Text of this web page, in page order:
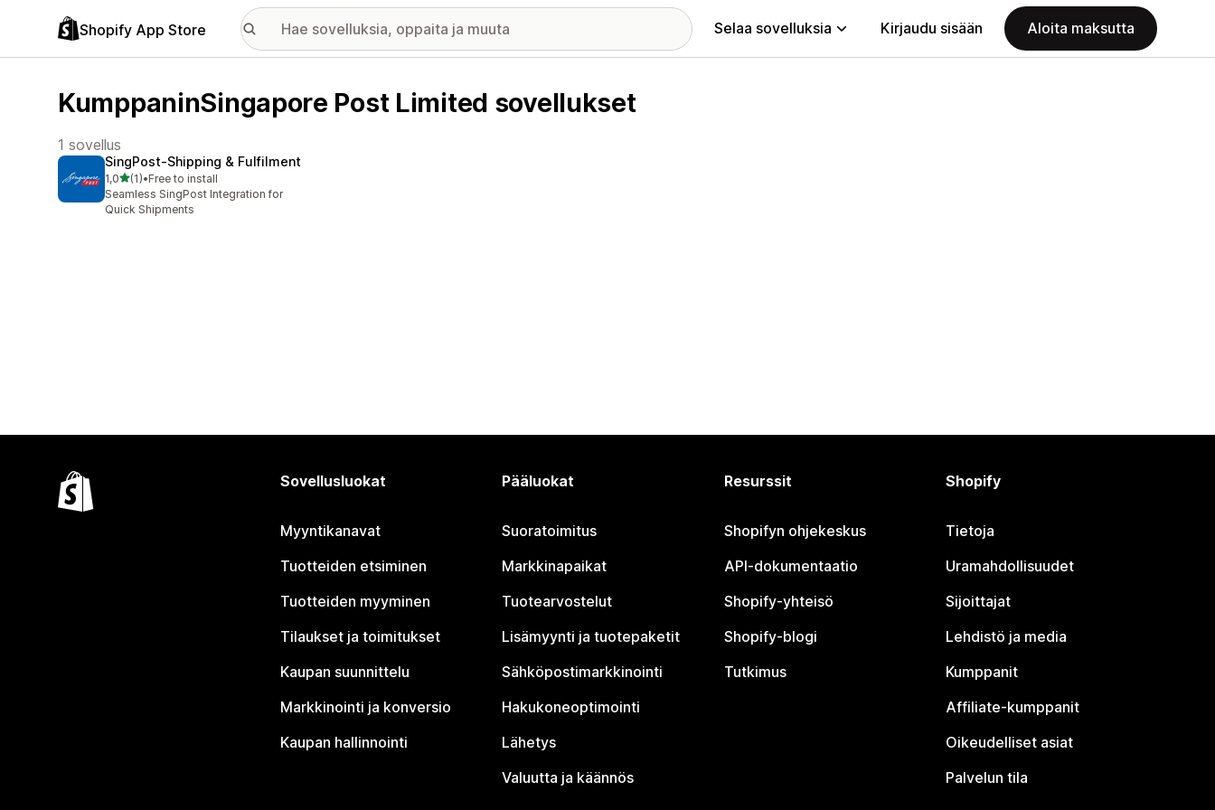
Shopify App Store Selaa sovelluksia Kirjaudu sisään Aloita maksutta
KumppaninSingapore Post Limited sovellukset
1 sovellus
SingPost‑Shipping & Fulfilment
1,0/ 5 tähteä
(1)
1 arvostelua yhteensä
•Free to install
Seamless SingPost Integration for
Quick Shipments
Sovellusluokat
Myyntikanavat
Tuotteiden etsiminen
Tuotteiden myyminen
Tilaukset ja toimitukset
Kaupan suunnittelu
Markkinointi ja konversio
Kaupan hallinnointi
Pääluokat
Suoratoimitus
Markkinapaikat
Tuotearvostelut
Lisämyynti ja tuotepaketit
Sähköpostimarkkinointi
Hakukoneoptimointi
Lähetys
Valuutta ja käännös
Resurssit
Shopifyn ohjekeskus
API-dokumentaatio
Shopify-yhteisö
Shopify-blogi
Tutkimus
Shopify
Tietoja
Uramahdollisuudet
Sijoittajat
Lehdistö ja media
Kumppanit
Affiliate-kumppanit
Oikeudelliset asiat
Palvelun tila